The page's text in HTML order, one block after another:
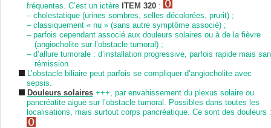
fréquentes. C’est un ictère ITEM 320:
– cholestatique (urines sombres, selles décolorées, prurit) ;
– classiquement « nu » (sans autre symptôme associé) ;
– parfois cependant associé aux douleurs solaires ou à de la fièvre
(angiocholite sur l’obstacle tumoral) ;
– d’allure tumorale : d’installation progressive, parfois rapide mais
rémission.
L’obstacle biliaire peut parfois se compliquer d’angiocholite avec
sepsis.
Douleurs solaires+++, par envahissement du plexus solaire ou
pancréatite aiguë sur l’obstacle tumoral. Possibles dans toutes les
localisations, mais surtout corps pancréatique. Ce sont des douleurs :